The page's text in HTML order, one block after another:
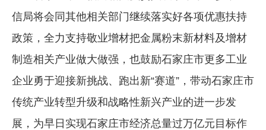
信局将会同其他相关部门继续落实好各项优惠扶持
政策，全力支持敬业增材把金属粉末新材料及增材
制造相关产业做大做强，也鼓励石家庄市更多工业
企业勇于迎接新挑战、跑出新“赛道”，带动石家庄市
传统产业转型升级和战略性新兴产业的进一步发
展，为早日实现石家庄市经济总量过万亿元目标作